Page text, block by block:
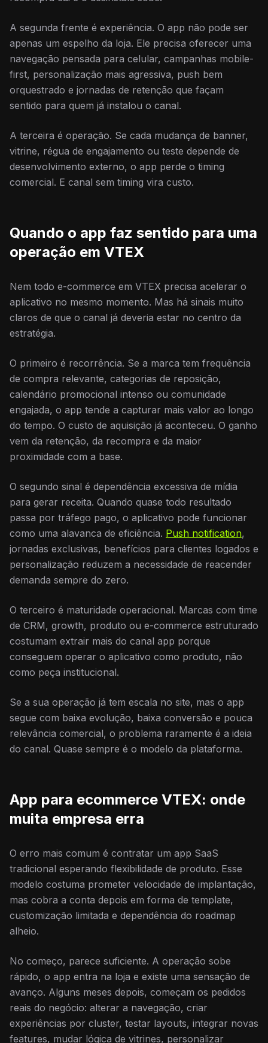
A segunda frente é experiência. O app não pode ser
apenas um espelho da loja. Ele precisa oferecer uma
navegação pensada para celular, campanhas mobile-
first, personalização mais agressiva, push bem
orquestrado e jornadas de retenção que façam
sentido para quem já instalou o canal.
A terceira é operação. Se cada mudança de banner,
vitrine, régua de engajamento ou teste depende de
desenvolvimento externo, o app perde o timing
comercial. E canal sem timing vira custo.
Quando o app faz sentido para uma
operação em VTEX
Nem todo e-commerce em VTEX precisa acelerar o
aplicativo no mesmo momento. Mas há sinais muito
claros de que o canal já deveria estar no centro da
estratégia.
O primeiro é recorrência. Se a marca tem frequência
de compra relevante, categorias de reposição,
calendário promocional intenso ou comunidade
engajada, o app tende a capturar mais valor ao longo
do tempo. O custo de aquisição já aconteceu. O ganho
vem da retenção, da recompra e da maior
proximidade com a base.
O segundo sinal é dependência excessiva de mídia
para gerar receita. Quando quase todo resultado
passa por tráfego pago, o aplicativo pode funcionar
como uma alavanca de eficiência. Push notification,
jornadas exclusivas, benefícios para clientes logados e
personalização reduzem a necessidade de reacender
demanda sempre do zero.
O terceiro é maturidade operacional. Marcas com time
de CRM, growth, produto ou e-commerce estruturado
costumam extrair mais do canal app porque
conseguem operar o aplicativo como produto, não
como peça institucional.
Se a sua operação já tem escala no site, mas o app
segue com baixa evolução, baixa conversão e pouca
relevância comercial, o problema raramente é a ideia
do canal. Quase sempre é o modelo da plataforma.
App para ecommerce VTEX: onde
muita empresa erra
O erro mais comum é contratar um app SaaS
tradicional esperando flexibilidade de produto. Esse
modelo costuma prometer velocidade de implantação,
mas cobra a conta depois em forma de template,
customização limitada e dependência do roadmap
alheio.
No começo, parece suficiente. A operação sobe
rápido, o app entra na loja e existe uma sensação de
avanço. Alguns meses depois, começam os pedidos
reais do negócio: alterar a navegação, criar
experiências por cluster, testar layouts, integrar novas
features, mudar lógica de vitrines, personalizar